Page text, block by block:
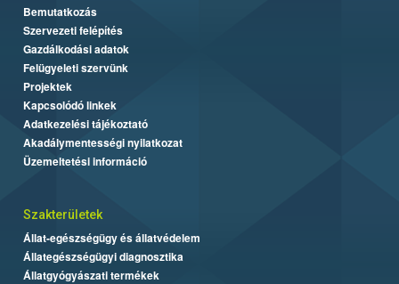
Bemutatkozás
Szervezeti felépítés
Gazdálkodási adatok
Felügyeleti szervünk
Projektek
Kapcsolódó linkek
Adatkezelési tájékoztató
Akadálymentességi nyilatkozat
Üzemeltetési információ
Szakterületek
Állat-egészségügy és állatvédelem
Állategészségügyi diagnosztika
Állatgyógyászati termékek